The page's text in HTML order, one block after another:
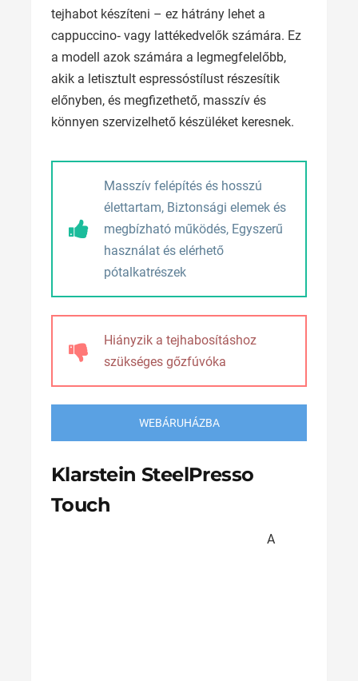
tejhabot készíteni – ez hátrány lehet a
cappuccino‑ vagy lattékedvelők számára. Ez
a modell azok számára a legmegfelelőbb,
akik a letisztult espressóstílust részesítik
előnyben, és megfizethető, masszív és
könnyen szervizelhető készüléket keresnek.
Masszív felépítés és hosszú
élettartam, Biztonsági elemek és
megbízható működés, Egyszerű
használat és elérhető
pótalkatrészek
Hiányzik a tejhabosításhoz
szükséges gőzfúvóka
WEBÁRUHÁZBA
Klarstein SteelPresso
Touch
A